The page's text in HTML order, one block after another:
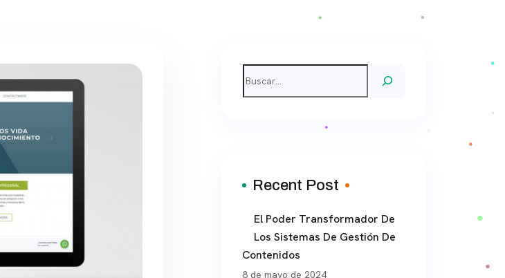
Buscar
Recent Post
El Poder Transformador De
Los Sistemas De Gestión De
Contenidos
8 de mayo de 2024